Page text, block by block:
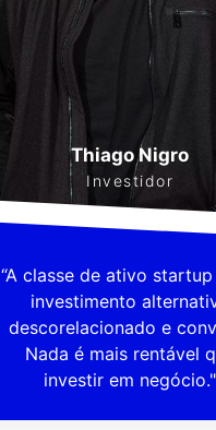
Thiago Nigro
Investidor
“A classe de ativo startup
investimento
descorelacionado e
Nada é mais rentável
investir em negócio."